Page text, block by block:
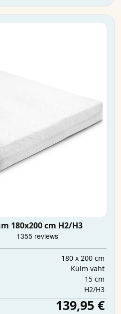
180x200 cm H2/H3
180 x 200 cm
Külm vaht
15 cm
H2/H3
139,95 €